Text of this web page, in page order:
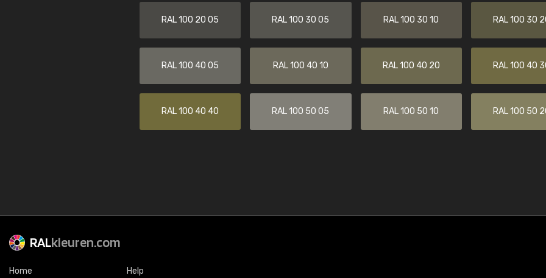
RAL 100 20 05 RAL 100 30 05 RAL 100 30 10 RAL 100 30
RAL 100 40 05 RAL 100 40 10 RAL 100 40 20 RAL 100 40
RAL 100 40 40 RAL 100 50 05 RAL 100 50 10 RAL 100 50
RALkleuren.com
Home Help